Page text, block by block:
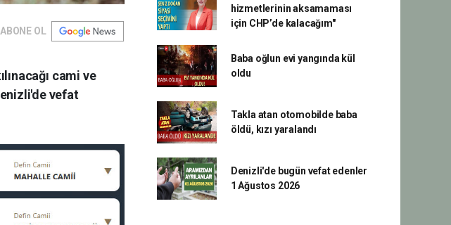
ABONE OL
cami ve
vefat
hizmetlerinin aksamaması
için CHP’de kalacağım"
Baba oğlun evi yangında kül
oldu
Takla atan otomobilde baba
öldü, kızı yaralandı
Denizli'de bugün vefat edenler
1 Ağustos 2026